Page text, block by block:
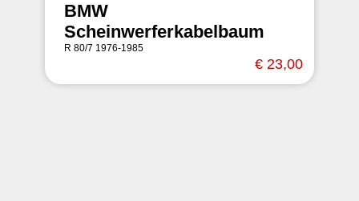
BMW
Scheinwerferkabelbaum
R 80/7 1976-1985
€ 23,00